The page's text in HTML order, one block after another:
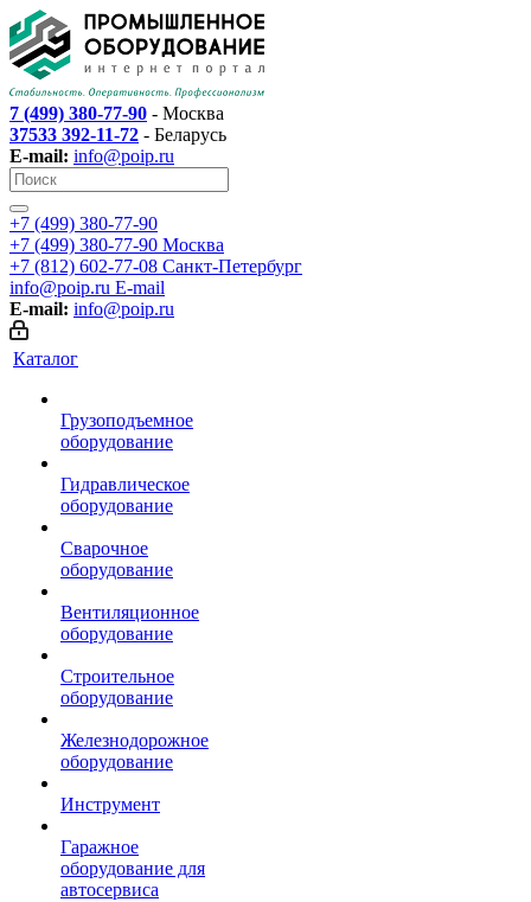
7 (499) 380-77-90 - Москва
37533 392-11-72 - Беларусь
E-mail: info@poip.ru
+7 (499) 380-77-90
+7 (499) 380-77-90 Москва
+7 (812) 602-77-08 Санкт-Петербург
info@poip.ru E-mail
E-mail: info@poip.ru
Каталог
Грузоподъемное
оборудование
Гидравлическое
оборудование
Сварочное
оборудование
Вентиляционное
оборудование
Строительное
оборудование
Железнодорожное
оборудование
Инструмент
Гаражное
оборудование для
автосервиса